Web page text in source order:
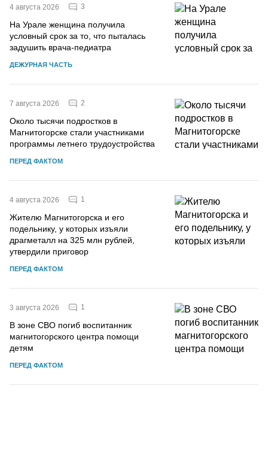
4 августа 2026 3
На Урале женщина получила
условный срок за то, что пыталась
задушить врача-педиатра
ДЕЖУРНАЯ ЧАСТЬ
7 августа 2026 2
Около тысячи подростков в
Магнитогорске стали участниками
программы летнего трудоустройства
ПЕРЕД ФАКТОМ
4 августа 2026 1
Жителю Магнитогорска и его
подельнику, у которых изъяли
драгметалл на 325 млн рублей,
утвердили приговор
ПЕРЕД ФАКТОМ
3 августа 2026 1
В зоне СВО погиб воспитанник
магнитогорского центра помощи
детям
ПЕРЕД ФАКТОМ